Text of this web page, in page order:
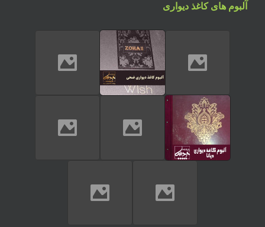
آلبوم های کاغذ دیواری